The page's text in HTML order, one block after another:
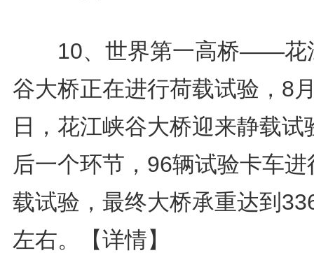
10、世界第一高桥——花
谷大桥正在进行荷载试验，8
日，花江峡谷大桥迎来静载试
后一个环节，96辆试验卡车进
载试验，最终大桥承重达到
左右。
【详情】